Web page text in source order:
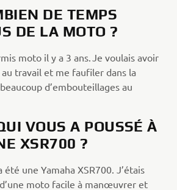
DE TEMPS
DE LA MOTO ?
moto il y a 3 ans. Je voulais avoir
travail et me faufiler dans la
d’embouteillages au
VOUS A POUSSÉ À
XSR700 ?
une Yamaha XSR700. J’étais
moto facile à manœuvrer et